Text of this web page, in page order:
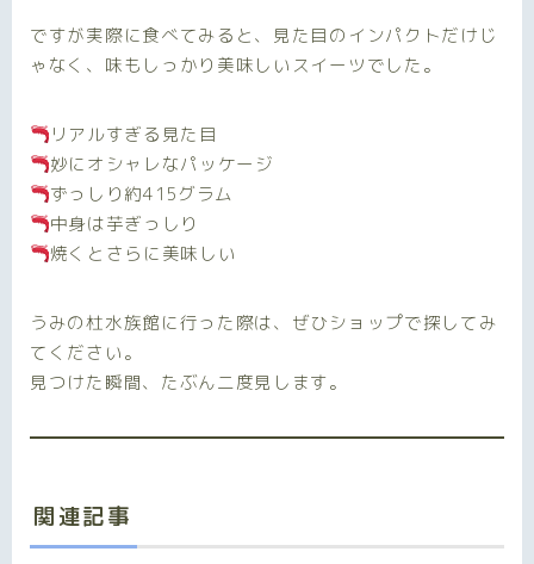
ですが実際に食べてみると、見た目のインパクトだけじ
ゃなく、味もしっかり美味しいスイーツでした。
リアルすぎる見た目
妙にオシャレなパッケージ
ずっしり約415グラム
中身は芋ぎっしり
焼くとさらに美味しい
うみの杜水族館に行った際は、ぜひショップで探してみ
てください。
見つけた瞬間、たぶん二度見します。
関連記事